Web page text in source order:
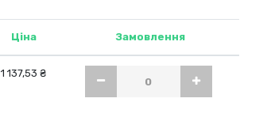
Ціна Замовлення
1 137,53 ₴